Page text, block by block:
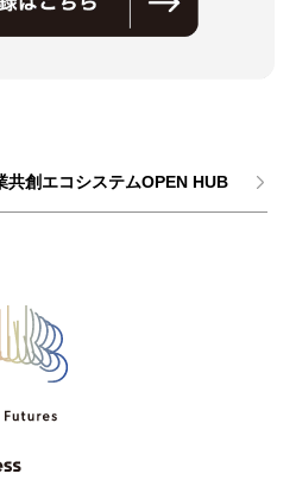
共創エコシステムOPEN HUB